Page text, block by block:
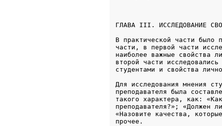
ГЛАВА III. ИССЛЕДОВАНИЕ
В практической части было
части, в первой части
наиболее важные свойства
второй части
студентами и свойства
Для исследования мнения
преподавателя была
такого характера, как:
преподавателя?»; «Должен
«Назовите качества,
прочее.